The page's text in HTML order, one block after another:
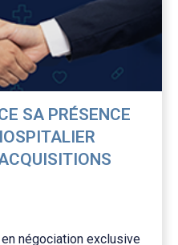
SA PRÉSENCE
négociation exclusive